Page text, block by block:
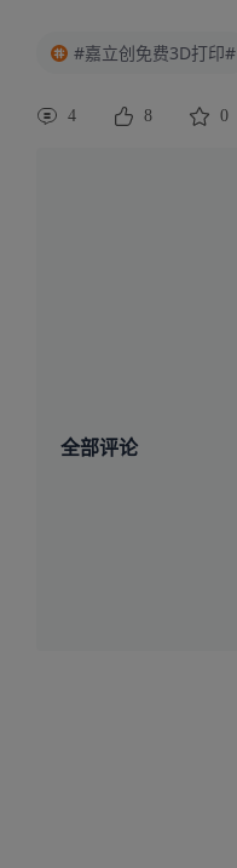
#嘉立创免费3D打印#
4 8 0
全部评论